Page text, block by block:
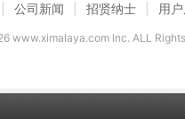
公司新闻 招贤纳士 用
www.ximalaya.com lnc. ALL